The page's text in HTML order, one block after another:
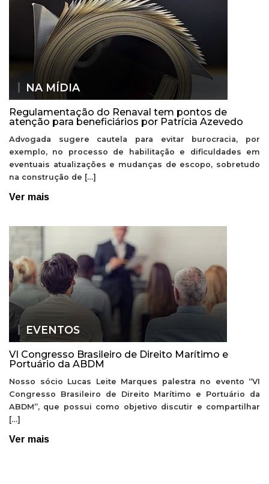
NA MÍDIA
Regulamentação do Renaval tem pontos de
atenção para beneficiários por Patrícia Azevedo
Advogada sugere cautela para evitar burocracia, por
exemplo, no processo de habilitação e dificuldades em
eventuais atualizações e mudanças de escopo, sobretudo
na construção de […]
Ver mais
EVENTOS
VI Congresso Brasileiro de Direito Marítimo e
Portuário da ABDM
Nosso sócio Lucas Leite Marques palestra no evento “VI
Congresso Brasileiro de Direito Marítimo e Portuário da
ABDM”, que possui como objetivo discutir e compartilhar
[…]
Ver mais